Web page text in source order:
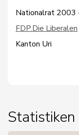
Nationalrat 2003
FDP.Die Liberalen
Kanton Uri